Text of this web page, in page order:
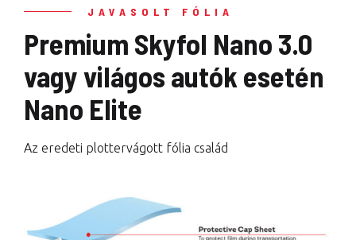
JAVASOLT FÓLIA
Premium Skyfol Nano 3.0
vagy világos autók esetén
Nano Elite
Az eredeti plottervágott fólia család